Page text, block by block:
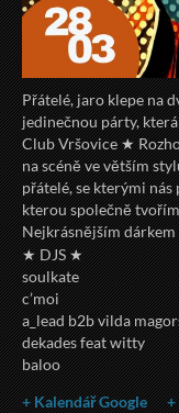
Přátelé, jaro klepe na
jedinečnou párty,
Club Vršovice ★
na scéně ve větším
přátelé, se kterými nás
kterou společně
Nejkrásnějším
★ DJS ★
soulkate
c’moi
a_lead b2b vilda
dekades feat witty
baloo
+ Kalendář Google
+